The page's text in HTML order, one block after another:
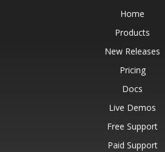
Home
Products
New Releases
Pricing
Docs
Live Demos
Free Support
Paid Support